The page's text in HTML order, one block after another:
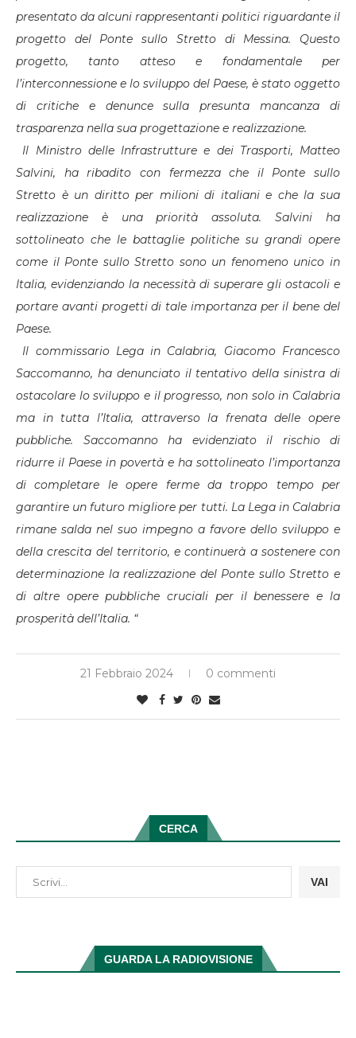
presentato da alcuni rappresentanti politici riguardante il
progetto del Ponte sullo Stretto di Messina. Questo
progetto, tanto atteso e fondamentale per
l’interconnessione e lo sviluppo del Paese, è stato oggetto
di critiche e denunce sulla presunta mancanza di
trasparenza nella sua progettazione e realizzazione.
Il Ministro delle Infrastrutture e dei Trasporti, Matteo
Salvini, ha ribadito con fermezza che il Ponte sullo
Stretto è un diritto per milioni di italiani e che la sua
realizzazione è una priorità assoluta. Salvini ha
sottolineato che le battaglie politiche su grandi opere
come il Ponte sullo Stretto sono un fenomeno unico in
Italia, evidenziando la necessità di superare gli ostacoli e
portare avanti progetti di tale importanza per il bene del
Paese.
Il commissario Lega in Calabria, Giacomo Francesco
Saccomanno, ha denunciato il tentativo della sinistra di
ostacolare lo sviluppo e il progresso, non solo in Calabria
ma in tutta l’Italia, attraverso la frenata delle opere
pubbliche. Saccomanno ha evidenziato il rischio di
ridurre il Paese in povertà e ha sottolineato l’importanza
di completare le opere ferme da troppo tempo per
garantire un futuro migliore per tutti. La Lega in Calabria
rimane salda nel suo impegno a favore dello sviluppo e
della crescita del territorio, e continuerà a sostenere con
determinazione la realizzazione del Ponte sullo Stretto e
di altre opere pubbliche cruciali per il benessere e la
prosperità dell’Italia. “
21 Febbraio 2024 0 commenti
CERCA
VAI
GUARDA LA RADIOVISIONE